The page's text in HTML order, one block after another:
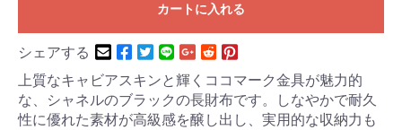
カートに入れる
シェアする
上質なキャビアスキンと輝くココマーク金具が魅力的
な、シャネルのブラックの長財布です。しなやかで耐久
性に優れた素材が高級感を醸し出し、実用的な収納力も